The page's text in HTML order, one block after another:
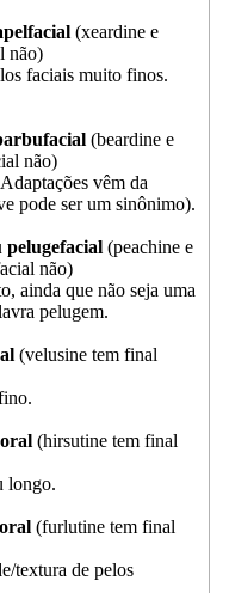
(xeardine e
não)
faciais muito finos.
(beardine e
não)
vêm da
pode ser um sinônimo).
(peachine e
não)
ainda que não seja uma
pelugem.
(velusine tem final
(hirsutine tem final
longo.
(furlutine tem final
textura de pelos